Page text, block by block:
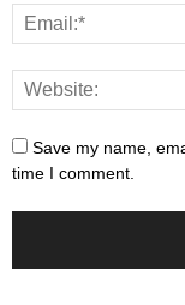
Save my name,
time I comment.